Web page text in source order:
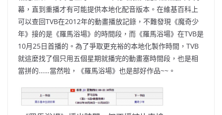
幕，直到重播才有可能提供本地化配音版本。在維基百科上
可以查回TVB在2012年的動畫播放記錄，不難發現《魔奇少
年》接的是《羅馬浴場》的時間段，而《羅馬浴場》在TVB是
10月25日首播的。為了爭取更充裕的本地化製作時間，TVB
就這麼找了個只用五個星期就播完的動畫塞時間段，也是相
當拼的……當然啦，《羅馬浴場》也是部好作品~~。